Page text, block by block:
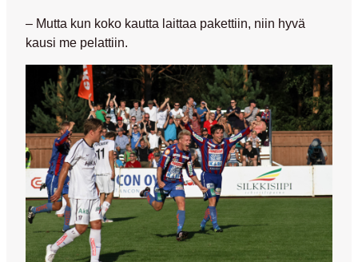
– Mutta kun koko kautta laittaa pakettiin, niin hyvä
kausi me pelattiin.